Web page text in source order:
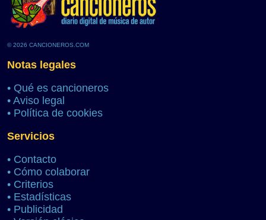
© 2026 CANCIONEROS.COM
Notas legales
• Qué es cancioneros
• Aviso legal
• Política de cookies
Servicios
• Contacto
• Cómo colaborar
• Criterios
• Estadísticas
• Publicidad